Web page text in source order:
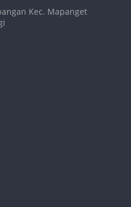
Kec. Mapanget